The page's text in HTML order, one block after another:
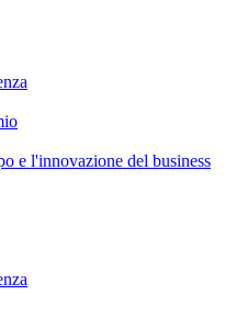
e l'innovazione del business